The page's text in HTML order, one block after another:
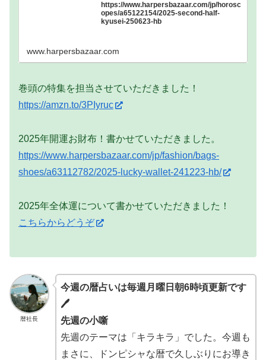
https://www.harpersbazaar.com/jp/horosc
opes/a65122154/2025-second-half-
kyusei-250623-hb
www.harpersbazaar.com
巻頭の特集を担当させていただきました！
https://amzn.to/3PIyruc
2025年開運お財布！書かせていただきました。
https://www.harpersbazaar.com/jp/fashion/bags-
shoes/a63112782/2025-lucky-wallet-241223-hb/
2025年全体運について書かせていただきました！
こちらからどうぞ
暦社長
今週の暦占いは毎週月曜日朝6時頃更新です
🖊
先週の小噺
先週のテーマは「キラキラ」でした。今週も
まさに、ドンピシャな暦で久しぶりにお導き